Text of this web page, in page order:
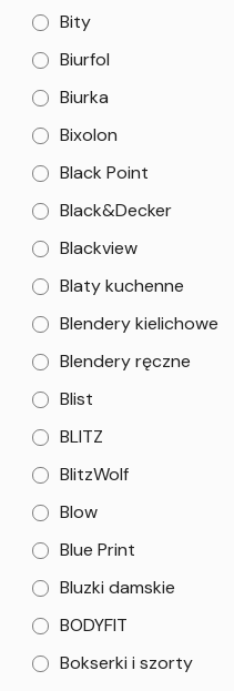
Bity
Biurfol
Biurka
Bixolon
Black Point
Black&Decker
Blackview
Blaty kuchenne
Blendery kielichowe
Blendery ręczne
Blist
BLITZ
BlitzWolf
Blow
Blue Print
Bluzki damskie
BODYFIT
Bokserki i szorty